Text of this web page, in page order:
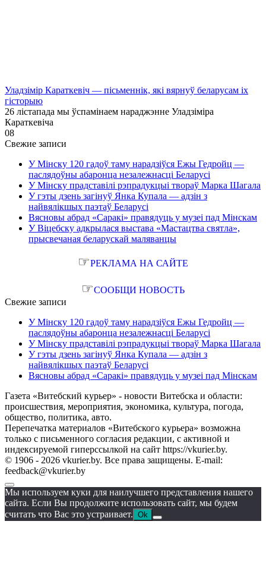
Уладзімір Караткевіч — пісьменнік, які вярнуў беларусам іх
гісторыю
26 лістапада мы ўспамінаем нараджэнне Уладзіміра
Караткевіча
08
Свежие записи
У Мінску 120 гадоў таму нарадзіўся Ежы Гедройц —
паслядоўны абаронца незалежнасці Беларусі
У Мінску прадставілі рэпрадукцыі твораў Марка Шагала
У гэты дзень загінуў Янка Купала — адзін з
найвялікшых паэтаў Беларусі
Вясновы абрад «Саракі» правядуць у музеі пад Мінскам
У Віцебску адкрылася выстава «Мастацтва святла»,
прысвечаная беларускай маляванцы
☞РЕКЛАМА НА САЙТЕ
☞СООБЩИ НОВОСТЬ
Свежие записи
У Мінску 120 гадоў таму нарадзіўся Ежы Гедройц —
паслядоўны абаронца незалежнасці Беларусі
У Мінску прадставілі рэпрадукцыі твораў Марка Шагала
У гэты дзень загінуў Янка Купала — адзін з
найвялікшых паэтаў Беларусі
Вясновы абрад «Саракі» правядуць у музеі пад Мінскам
Газета «Витебский курьер» - новости Витебска и области:
происшествия, мероприятия, экономика, культура, погода,
общество, политика, авто.
Перепечатка материалов «Витебского курьера» возможна
только с письменного согласия редакции, с активной и
индексируемой гиперссылкой на сайт https://vkurier.by.
© 1906 - 2026 vkurier.by. Все права защищены. E-mail:
feedback@vkurier.by
Мы используем куки для наилучшего представления нашего
сайта. Если Вы продолжите использовать сайт, мы будем
считать что Вас это устраивает. Ok